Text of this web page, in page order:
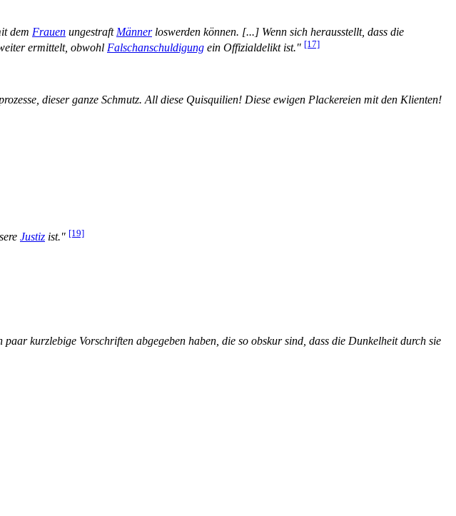
dem Frauen ungestraftMännerloswerden können. [...] Wenn sich herausstellt, dass die
ermittelt, obwohl Falschanschuldigung ein Offizialdelikt ist." [17]
dieser ganze Schmutz. All diese Quisquilien! Diese ewigen Plackereien mit den Klienten!
Justiz ist." [19]
kurzlebige Vorschriften abgegeben haben, die so obskur sind, dass die Dunkelheit durch sie